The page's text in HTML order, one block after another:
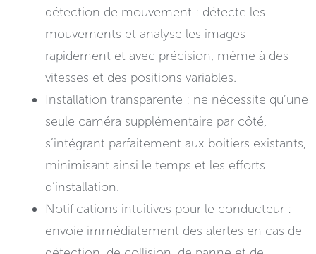
détection de mouvement : détecte les
mouvements et analyse les images
rapidement et avec précision, même à des
vitesses et des positions variables.
Installation transparente : ne nécessite qu’une
seule caméra supplémentaire par côté,
s’intégrant parfaitement aux boitiers existants,
minimisant ainsi le temps et les efforts
d’installation.
Notifications intuitives pour le conducteur :
envoie immédiatement des alertes en cas de